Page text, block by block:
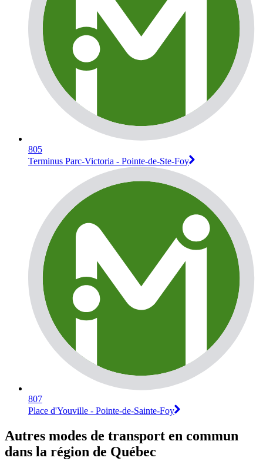
805
Terminus Parc-Victoria - Pointe-de-Ste-Foy
807
Place d'Youville - Pointe-de-Sainte-Foy
Autres modes de transport en commun
dans la région de Québec